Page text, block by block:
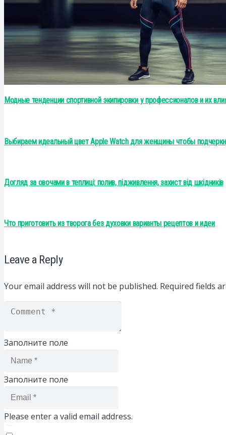
Модные тенденции спортивной экипировки у профессионалов и их
Выбираем идеальный цвет Apple Watch для женщины чтобы
Догляд за овочами в теплиці: полив, підживлення, захист від шкідників
Что приготовить из творога без духовки варианты рецептов и идеи
Leave a Reply
Your email address will not be published. Required fields
Заполните поле
Заполните поле
Please enter a valid email address.